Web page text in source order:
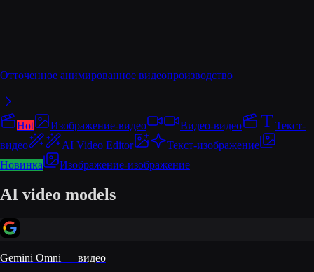
Отточенное анимированное видеопроизводство
Hot Изображение-видео Видео-видео
Текст-
видео
AI Video Editor
Текст-изображение
Новинка
Изображение-изображение
AI video models
Gemini Omni — видео